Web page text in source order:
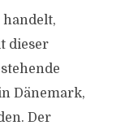
dieser
Dänemark,
Der